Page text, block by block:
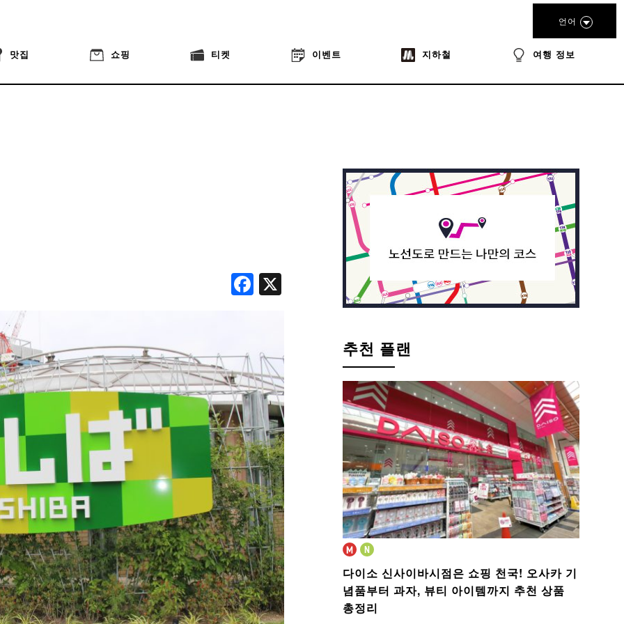
맛집 쇼핑 티켓 이벤트 지하철 여행 정보
언어
Facebook
추천 플랜
다이소 신사이바시점은 쇼핑 천국! 오사카 기
념품부터 과자, 뷰티 아이템까지 추천 상품
총정리